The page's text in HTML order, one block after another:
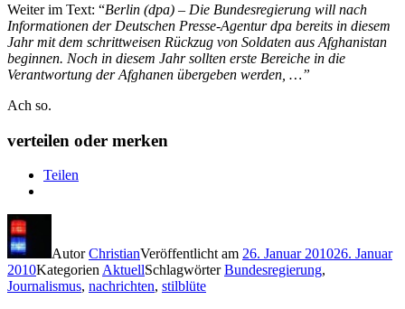
Weiter im Text: “Berlin (dpa) – Die Bundesregierung will nach
Informationen der Deutschen Presse-Agentur dpa bereits in diesem
Jahr mit dem schrittweisen Rückzug von Soldaten aus Afghanistan
beginnen. Noch in diesem Jahr sollten erste Bereiche in die
Verantwortung der Afghanen übergeben werden, …”
Ach so.
verteilen oder merken
Teilen
AutorChristianVeröffentlicht am 26. Januar 201026. Januar
2010Kategorien AktuellSchlagwörterBundesregierung,
Journalismus, nachrichten, stilblüte